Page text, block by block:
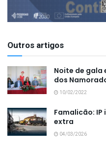
Outros artigos
Noite de gala
dos
10/02/2022
Famalicão: IP
extra
04/03/2026